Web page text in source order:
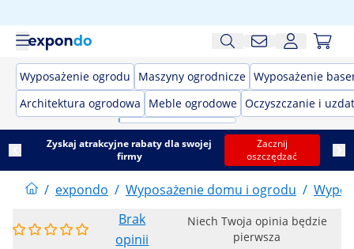
Wyposażenie ogrodu Maszyny ogrodnicze Wyposażenie
Architektura ogrodowa
Meble ogrodowe Oczyszczanie i
Zyskaj atrakcyjne rabaty dla swojej
firmy
Zacznij
oszczędzać
/ expondo / Wyposażenie domu i ogrodu /
Brak
opinii
Niech Twoja opinia będzie
pierwsza